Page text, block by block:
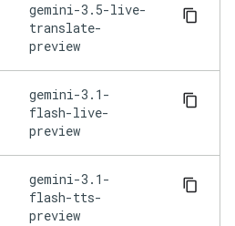
gemini-3.5-live-
translate-
preview
gemini-3.1-
flash-live-
preview
gemini-3.1-
flash-tts-
preview